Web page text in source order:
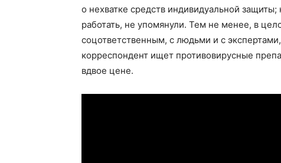
о нехватке средств индивидуальной защиты;
работать, не упомянули. Тем не менее, в
соцответственным, с людьми и с
корреспондент ищет противовирусные
вдвое цене.